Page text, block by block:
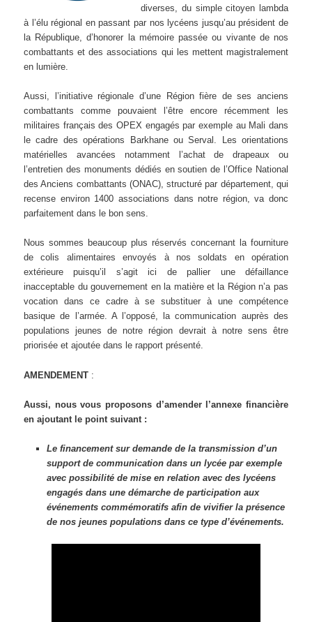
diverses, du simple citoyen lambda
à l’élu régional en passant par nos lycéens jusqu’au président de
la République, d’honorer la mémoire passée ou vivante de nos
combattants et des associations qui les mettent magistralement
en lumière.
Aussi, l’initiative régionale d’une Région fière de ses anciens
combattants comme pouvaient l’être encore récemment les
militaires français des OPEX engagés par exemple au Mali dans
le cadre des opérations Barkhane ou Serval. Les orientations
matérielles avancées notamment l’achat de drapeaux ou
l’entretien des monuments dédiés en soutien de l’Office National
des Anciens combattants (ONAC), structuré par département, qui
recense environ 1400 associations dans notre région, va donc
parfaitement dans le bon sens.
Nous sommes beaucoup plus réservés concernant la fourniture
de colis alimentaires envoyés à nos soldats en opération
extérieure puisqu’il s’agit ici de pallier une défaillance
inacceptable du gouvernement en la matière et la Région n’a pas
vocation dans ce cadre à se substituer à une compétence
basique de l’armée. A l’opposé, la communication auprès des
populations jeunes de notre région devrait à notre sens être
priorisée et ajoutée dans le rapport présenté.
AMENDEMENT :
Aussi, nous vous proposons d’amender l’annexe financière
en ajoutant le point suivant :
Le financement sur demande de la transmission d’un
support de communication dans un lycée par exemple
avec possibilité de mise en relation avec des lycéens
engagés dans une démarche de participation aux
événements commémoratifs afin de vivifier la présence
de nos jeunes populations dans ce type d’événements.